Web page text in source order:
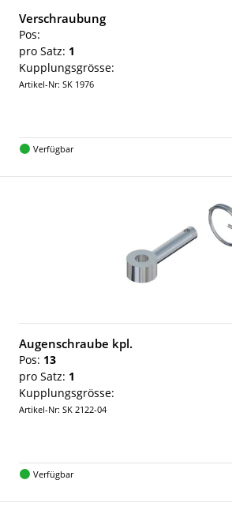
Verschraubung
Pos:
pro Satz: 1
Kupplungsgrösse:
Artikel-Nr: SK 1976
Verfügbar
Augenschraube kpl.
Pos: 13
pro Satz: 1
Kupplungsgrösse:
Artikel-Nr: SK 2122-04
Verfügbar